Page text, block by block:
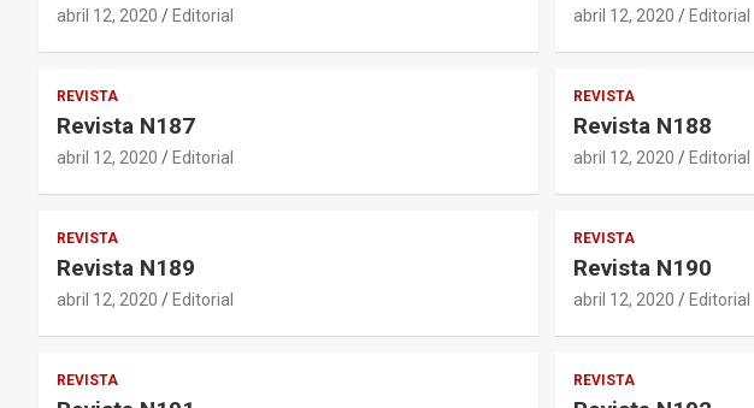
abril 12, 2020 Editorial abril 12, 2020 Editorial
REVISTA
Revista N187
abril 12, 2020 Editorial
REVISTA
Revista N188
abril 12, 2020 Editorial
REVISTA
Revista N189
abril 12, 2020 Editorial
REVISTA
Revista N190
abril 12, 2020 Editorial
REVISTA REVISTA